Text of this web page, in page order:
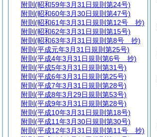
附則 (昭和59年3月31日規則第24号)
附則 (昭和60年3月30日規則第47号)
附則 (昭和61年3月31日規則第12号 抄)
附則 (昭和62年3月31日規則第15号)
附則 (昭和63年3月31日規則第8号 抄)
附則 (平成元年3月31日規則第25号)
附則 (平成4年3月31日規則第6号 抄)
附則 (平成5年3月31日規則第31号)
附則 (平成6年3月31日規則第25号)
附則 (平成7年3月31日規則第28号)
附則 (平成8年3月29日規則第53号)
附則 (平成9年3月31日規則第28号)
附則 (平成10年3月31日規則第18号)
附則 (平成11年3月30日規則第30号)
附則 (平成12年3月31日規則第11号 抄)